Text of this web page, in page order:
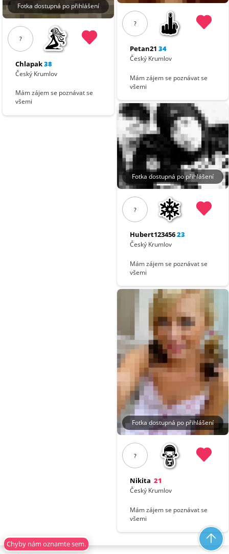
Chyby nám oznamte sem.
Fotka dostupná po přihlášení
?
Chlapak38
Český Krumlov
Mám zájem se poznávat se
všemi
?
Petan21 34
Český Krumlov
Mám zájem se poznávat se
všemi
Fotka dostupná po přihlášení
?
Hubert12345623
Český Krumlov
Mám zájem se poznávat se
všemi
Fotka dostupná po přihlášení
?
Nikita 21
Český Krumlov
Mám zájem se poznávat se
všemi